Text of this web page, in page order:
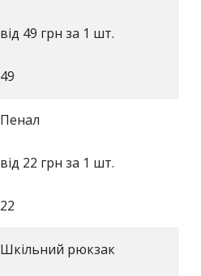
від 49 грн за 1 шт.
49
Пенал
від 22 грн за 1 шт.
22
Шкільний рюкзак